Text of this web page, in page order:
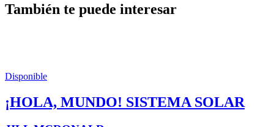
También te puede interesar
Disponible
¡HOLA, MUNDO! SISTEMA SOLAR